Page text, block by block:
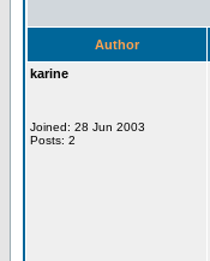
Author
karine
Joined: 28 Jun 2003
Posts: 2